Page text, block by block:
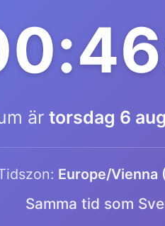
är torsdag 6
Europe/Vienna
Samma tid som